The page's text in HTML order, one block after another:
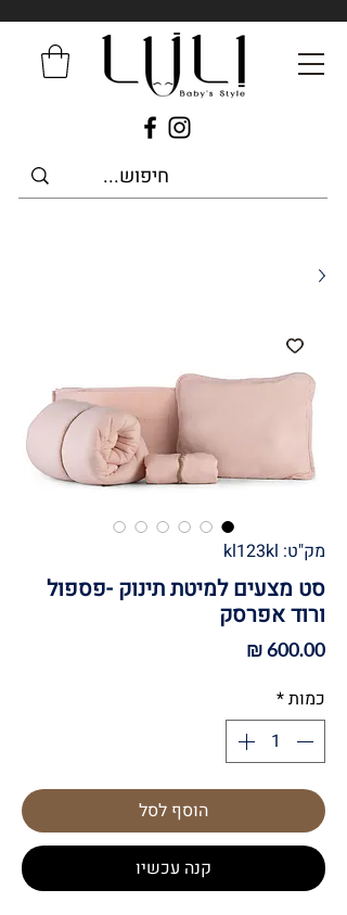
מק"ט: kl123kl
סט מצעים למיטת תינוק -פספול
ורוד אפרסק
כמות*
הוסף לסל
קנה עכשיו